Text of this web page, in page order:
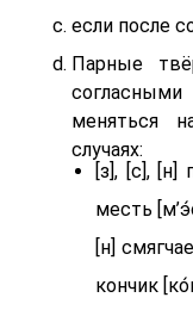
если после
Парные
меняться
случаях:
[з], [с], [н]
месть
[н]
кончик